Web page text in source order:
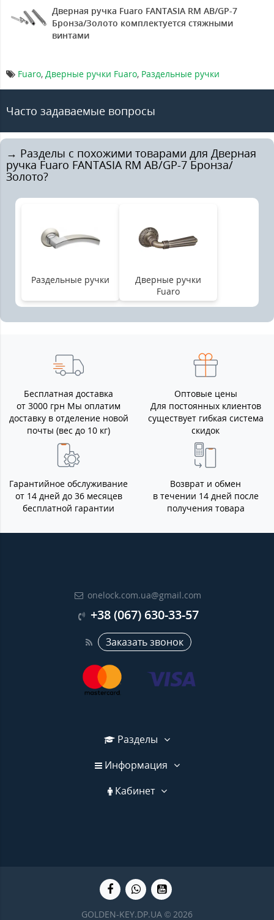
Дверная ручка Fuaro FANTASIA RM AB/GP-7
Бронза/Золото комплектуется стяжными
винтами
Fuaro, Дверные ручки Fuaro, Раздельные ручки
Часто задаваемые вопросы
→ Разделы с похожими товарами для Дверная
ручка Fuaro FANTASIA RM AB/GP-7 Бронза/
Золото?
Раздельные ручки
Дверные ручки
Fuaro
Бесплатная доставка
от 3000 грн Мы оплатим
доставку в отделение новой
почты (вес до 10 кг)
Оптовые цены
Для постоянных клиентов
существует гибкая система
скидок
Гарантийное обслуживание
от 14 дней до 36 месяцев
бесплатной гарантии
Возврат и обмен
в течении 14 дней после
получения товара
onelock.com.ua@gmail.com
+38 (067) 630-33-57
Заказать звонок
Разделы
Информация
Кабинет
GOLDEN-KEY.DP.UA © 2026